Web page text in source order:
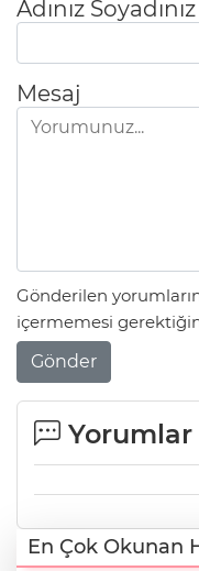
Adınız Soyadınız
Mesaj
Gönderilen
içermemesi
Gönder
Yorumlar
En Çok Okunan